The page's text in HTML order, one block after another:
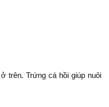
trên. Trứng cá hồi giúp nuôi